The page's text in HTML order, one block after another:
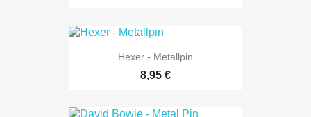
Hexer - Metallpin
8,95 €